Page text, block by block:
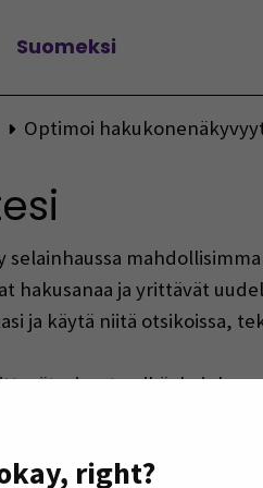
right?
Vaihda kieltä
Suomeksi
Optimoi
hakusanaa ja yrittävät
käytä niitä otsikoissa,
sivuston ikä, kuinka